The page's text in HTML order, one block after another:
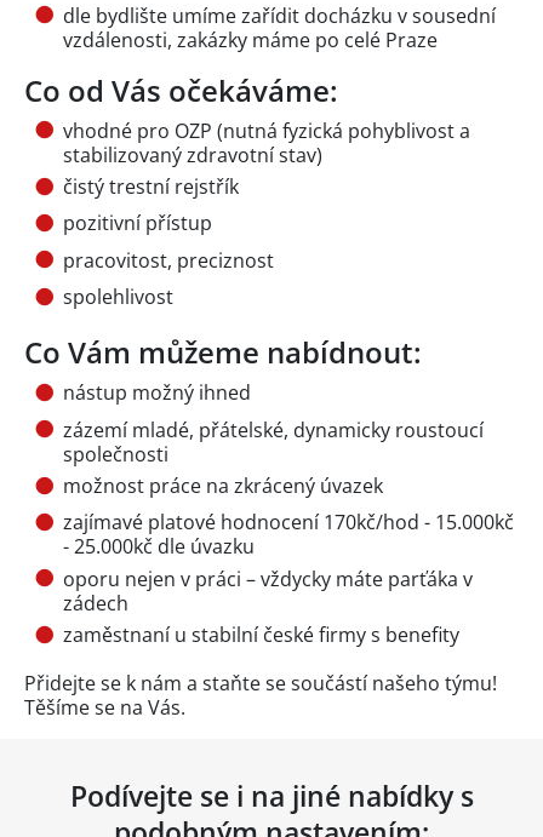
dle bydlište umíme zařídit docházku v sousední
vzdálenosti, zakázky máme po celé Praze
Co od Vás očekáváme:
vhodné pro OZP (nutná fyzická pohyblivost a
stabilizovaný zdravotní stav)
čistý trestní rejstřík
pozitivní přístup
pracovitost, preciznost
spolehlivost
Co Vám můžeme nabídnout:
nástup možný ihned
zázemí mladé, přátelské, dynamicky roustoucí
společnosti
možnost práce na zkrácený úvazek
zajímavé platové hodnocení 170kč/hod - 15.000kč
- 25.000kč dle úvazku
oporu nejen v práci – vždycky máte parťáka v
zádech
zaměstnaní u stabilní české firmy s benefity
Přidejte se k nám a staňte se součástí našeho týmu!
Těšíme se na Vás.
Podívejte se i na jiné nabídky s